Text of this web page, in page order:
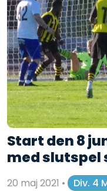
Start den 8
med slutspel
20 maj 2021 •
Div. 4